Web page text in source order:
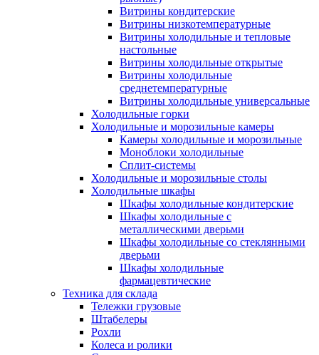
Витрины кондитерские
Витрины низкотемпературные
Витрины холодильные и тепловые
настольные
Витрины холодильные открытые
Витрины холодильные
среднетемпературные
Витрины холодильные универсальные
Холодильные горки
Холодильные и морозильные камеры
Камеры холодильные и морозильные
Моноблоки холодильные
Сплит-системы
Холодильные и морозильные столы
Холодильные шкафы
Шкафы холодильные кондитерские
Шкафы холодильные с
металлическими дверьми
Шкафы холодильные со стеклянными
дверьми
Шкафы холодильные
фармацевтические
Техника для склада
Тележки грузовые
Штабелеры
Рохли
Колеса и ролики